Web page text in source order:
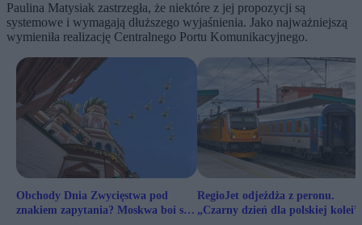
Paulina Matysiak zastrzegła, że niektóre z jej propozycji są
systemowe i wymagają dłuższego wyjaśnienia. Jako najważniejszą
wymieniła realizację Centralnego Portu Komunikacyjnego.
Obchody Dnia Zwycięstwa pod
znakiem zapytania? Moskwa boi się
RegioJet odjeżdża z peronu.
„Czarny dzień dla polskiej kolei”